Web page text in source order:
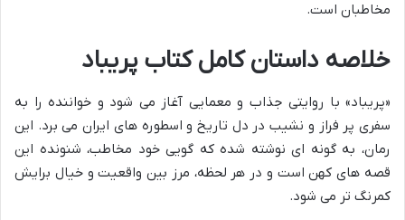
مخاطبان است.
خلاصه داستان کامل کتاب پریباد
«پریباد» با روایتی جذاب و معمایی آغاز می شود و خواننده را به
سفری پر فراز و نشیب در دل تاریخ و اسطوره های ایران می برد. این
رمان، به گونه ای نوشته شده که گویی خود مخاطب، شنونده این
قصه های کهن است و در هر لحظه، مرز بین واقعیت و خیال برایش
کمرنگ تر می شود.